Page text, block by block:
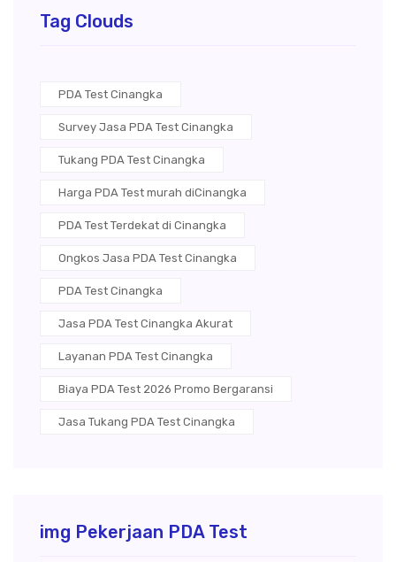
Tag Clouds
PDA Test Cinangka
Survey Jasa PDA Test Cinangka
Tukang PDA Test Cinangka
Harga PDA Test murah diCinangka
PDA Test Terdekat di Cinangka
Ongkos Jasa PDA Test Cinangka
PDA Test Cinangka
Jasa PDA Test Cinangka Akurat
Layanan PDA Test Cinangka
Biaya PDA Test 2026 Promo Bergaransi
Jasa Tukang PDA Test Cinangka
img Pekerjaan PDA Test